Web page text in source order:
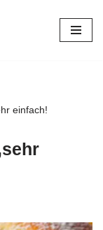
einfach!